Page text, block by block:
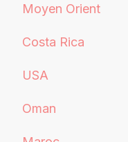
Moyen Orient
Costa Rica
USA
Oman